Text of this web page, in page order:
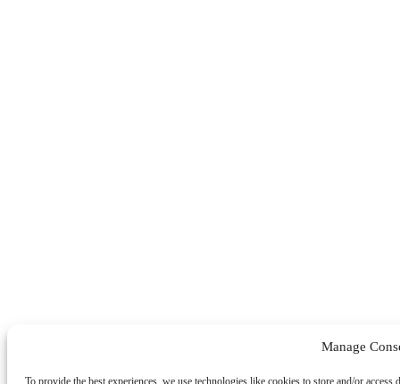
Manage
To provide the best experiences, we use technologies like cookies to store and/or